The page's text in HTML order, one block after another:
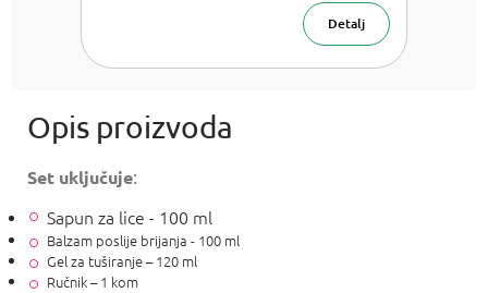
Detalj
Set uključuje:
Sapun za lice - 100 ml
Balzam poslije brijanja - 100 ml
Gel za tuširanje – 120 ml
Ručnik – 1 kom